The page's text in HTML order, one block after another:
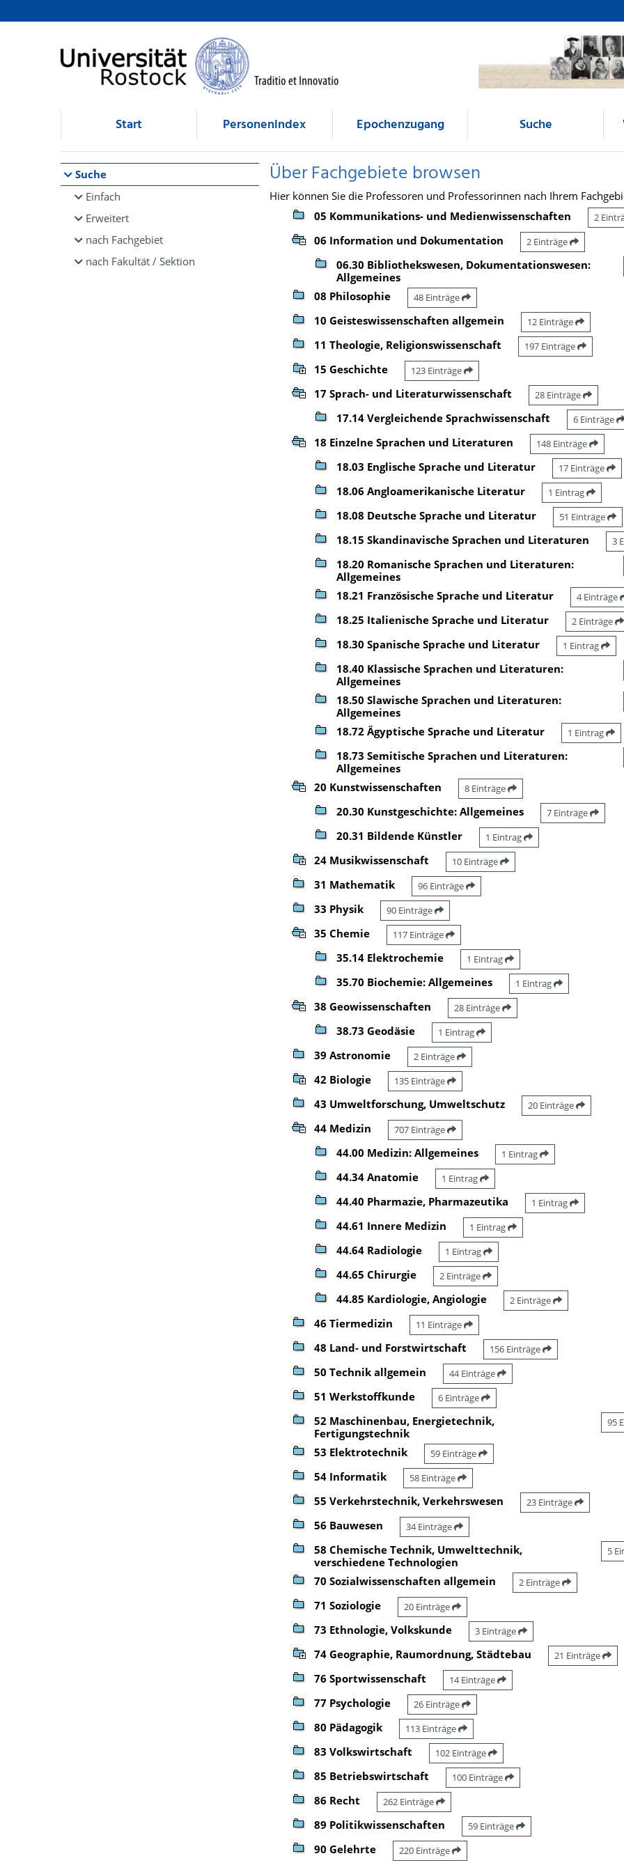
Browsen
direkt zum Inhalt
Start Personenindex Epochenzugang Suche
Suche
Einfach
Erweitert
nach Fachgebiet
nach Fakultät / Sektion
Über Fachgebiete browsen
Hier können Sie die Professoren und Professorinnen nach Ihrem
05 Kommunikations- und Medienwissenschaften
2
06 Information und Dokumentation 2 Einträge
06.30 Bibliothekswesen, Dokumentationswesen:
Allgemeines
08 Philosophie 48 Einträge
10 Geisteswissenschaften allgemein 12 Einträge
11 Theologie, Religionswissenschaft 197 Einträge
15 Geschichte 123 Einträge
17 Sprach- und Literaturwissenschaft 28 Einträge
17.14 Vergleichende Sprachwissenschaft 6 Einträge
18 Einzelne Sprachen und Literaturen 148 Einträge
18.03 Englische Sprache und Literatur 17 Einträge
18.06 Angloamerikanische Literatur 1 Eintrag
18.08 Deutsche Sprache und Literatur 51 Einträge
18.15 Skandinavische Sprachen und Literaturen 3
18.20 Romanische Sprachen und Literaturen:
Allgemeines
18.21 Französische Sprache und Literatur 4 Einträge
18.25 Italienische Sprache und Literatur 2 Einträge
18.30 Spanische Sprache und Literatur 1 Eintrag
18.40 Klassische Sprachen und Literaturen:
Allgemeines
18.50 Slawische Sprachen und Literaturen:
Allgemeines
18.72 Ägyptische Sprache und Literatur 1 Eintrag
18.73 Semitische Sprachen und Literaturen:
Allgemeines
20 Kunstwissenschaften 8 Einträge
20.30 Kunstgeschichte: Allgemeines 7 Einträge
20.31 Bildende Künstler 1 Eintrag
24 Musikwissenschaft 10 Einträge
31 Mathematik 96 Einträge
33 Physik 90 Einträge
35 Chemie 117 Einträge
35.14 Elektrochemie 1 Eintrag
35.70 Biochemie: Allgemeines 1 Eintrag
38 Geowissenschaften 28 Einträge
38.73 Geodäsie 1 Eintrag
39 Astronomie 2 Einträge
42 Biologie 135 Einträge
43 Umweltforschung, Umweltschutz 20 Einträge
44 Medizin 707 Einträge
44.00 Medizin: Allgemeines 1 Eintrag
44.34 Anatomie 1 Eintrag
44.40 Pharmazie, Pharmazeutika 1 Eintrag
44.61 Innere Medizin 1 Eintrag
44.64 Radiologie 1 Eintrag
44.65 Chirurgie 2 Einträge
44.85 Kardiologie, Angiologie 2 Einträge
46 Tiermedizin 11 Einträge
48 Land- und Forstwirtschaft 156 Einträge
50 Technik allgemein 44 Einträge
51 Werkstoffkunde 6 Einträge
52 Maschinenbau, Energietechnik,
Fertigungstechnik
95
53 Elektrotechnik 59 Einträge
54 Informatik 58 Einträge
55 Verkehrstechnik, Verkehrswesen 23 Einträge
56 Bauwesen 34 Einträge
58 Chemische Technik, Umwelttechnik,
verschiedene Technologien
5
70 Sozialwissenschaften allgemein 2 Einträge
71 Soziologie 20 Einträge
73 Ethnologie, Volkskunde 3 Einträge
74 Geographie, Raumordnung, Städtebau 21 Einträge
76 Sportwissenschaft 14 Einträge
77 Psychologie 26 Einträge
80 Pädagogik 113 Einträge
83 Volkswirtschaft 102 Einträge
85 Betriebswirtschaft 100 Einträge
86 Recht 262 Einträge
89 Politikwissenschaften 59 Einträge
90 Gelehrte 220 Einträge